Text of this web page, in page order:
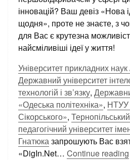
інновацій? Ваш девіз «Нова
щодня», проте не знаєте, з
для Вас є крутезна
найсміливіші ідеї у життя!
Університет прикладних
Державний університет
технологій і зв’язку,
«Одеська політехніка», НТУУ
Сікорського»,
педагогічний університет
Гнатюказапрошують Вас
«DigIn.Net… Continue reading